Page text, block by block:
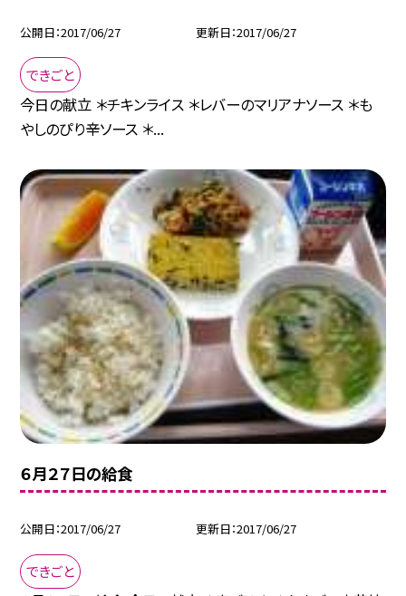
公開日 2017/06/27 更新日 2017/06/27
できごと
今日の献立 ＊チキンライス ＊レバーのマリアナソース ＊も
やしのぴり辛ソース ＊...
６月２７日の給食
公開日 2017/06/27 更新日 2017/06/27
できごと